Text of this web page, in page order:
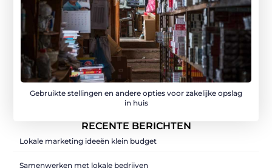
Gebruikte stellingen en andere opties voor zakelijke opslag
in huis
RECENTE BERICHTEN
Lokale marketing ideeën klein budget
Samenwerken met lokale bedrijven